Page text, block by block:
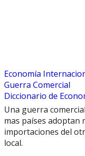
Economía
Guerra Comercial
Diccionario de
Una guerra
mas países adoptan
importaciones del
local.